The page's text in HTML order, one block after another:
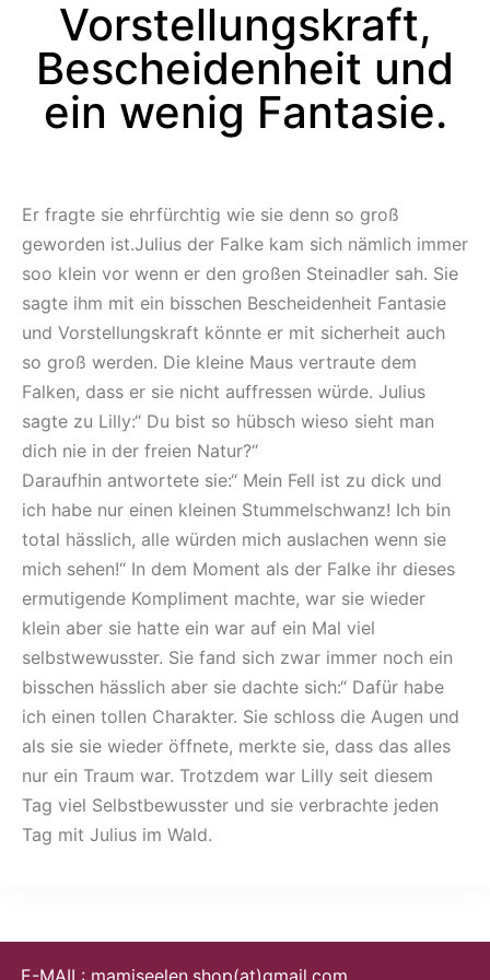
Vorstellungskraft,
Bescheidenheit und
ein wenig Fantasie.
Er fragte sie ehrfürchtig wie sie denn so groß
geworden ist.Julius der Falke kam sich nämlich immer
soo klein vor wenn er den großen Steinadler sah. Sie
sagte ihm mit ein bisschen Bescheidenheit Fantasie
und Vorstellungskraft könnte er mit sicherheit auch
so groß werden. Die kleine Maus vertraute dem
Falken, dass er sie nicht auffressen würde. Julius
sagte zu Lilly:“ Du bist so hübsch wieso sieht man
dich nie in der freien Natur?“
Daraufhin antwortete sie:“ Mein Fell ist zu dick und
ich habe nur einen kleinen Stummelschwanz! Ich bin
total hässlich, alle würden mich auslachen wenn sie
mich sehen!“ In dem Moment als der Falke ihr dieses
ermutigende Kompliment machte, war sie wieder
klein aber sie hatte ein war auf ein Mal viel
selbstwewusster. Sie fand sich zwar immer noch ein
bisschen hässlich aber sie dachte sich:“ Dafür habe
ich einen tollen Charakter. Sie schloss die Augen und
als sie sie wieder öffnete, merkte sie, dass das alles
nur ein Traum war. Trotzdem war Lilly seit diesem
Tag viel Selbstbewusster und sie verbrachte jeden
Tag mit Julius im Wald.